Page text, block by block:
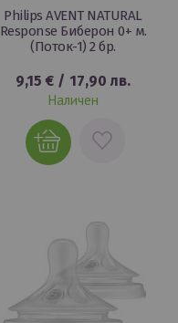
Philips AVENT NATURAL
Response Биберон 0+ м.
(Поток-1) 2 бр.
9,15 € / 17,90 лв.
Наличен
ДОБАВИ